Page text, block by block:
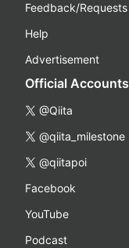
Feedback/Requests
Help
Advertisement
Official Accounts
@Qiita
@qiita_milestone
@qiitapoi
Facebook
YouTube
Podcast